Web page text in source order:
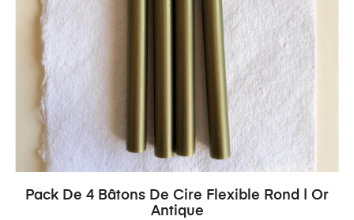
Pack De 4 Bâtons De Cire Flexible Rond | Or
Antique